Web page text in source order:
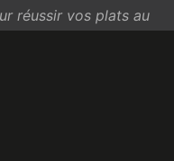
réussir vos plats au